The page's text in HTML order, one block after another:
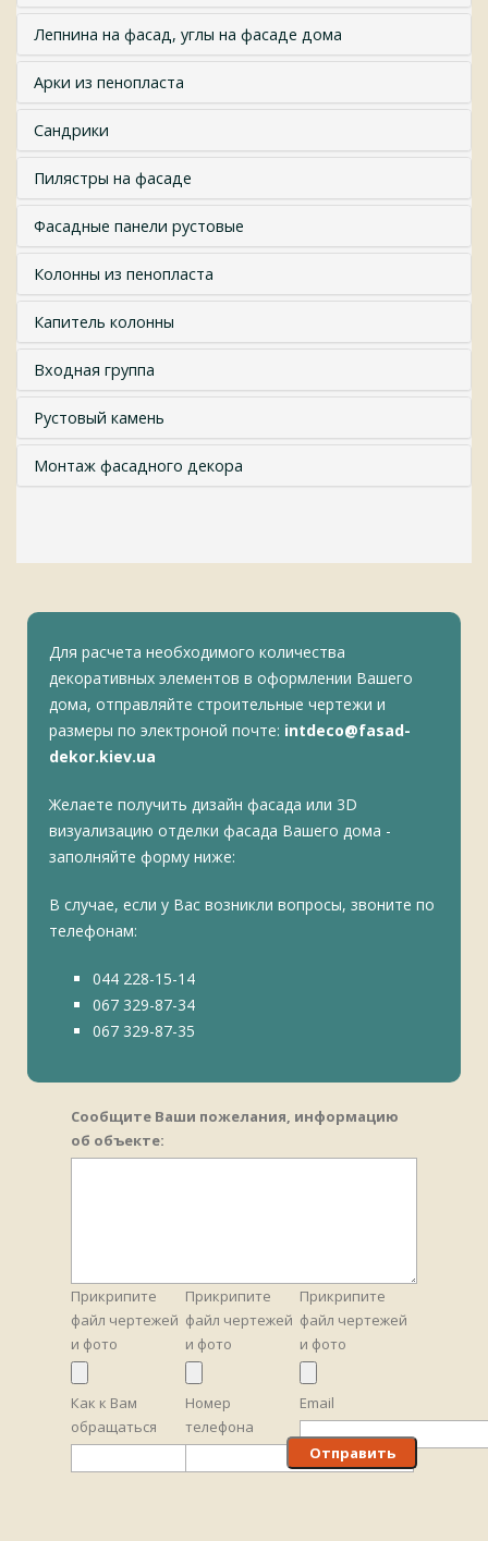
Лепнина на фасад, углы на фасаде дома
Арки из пенопласта
Сандрики
Пилястры на фасаде
Фасадные панели рустовые
Колонны из пенопласта
Капитель колонны
Входная группа
Рустовый камень
Монтаж фасадного декора
Для расчета необходимого количества
декоративных элементов в оформлении Вашего
дома, отправляйте строительные чертежи и
размеры по электроной почте: intdeco@fasad-
dekor.kiev.ua
Желаете получить дизайн фасада или 3D
визуализацию отделки фасада Вашего дома -
заполняйте форму ниже:
В случае, если у Вас возникли вопросы, звоните по
телефонам:
044 228-15-14
067 329-87-34
067 329-87-35
Сообщите Ваши пожелания, информацию
об объекте:
Прикрипите
файл чертежей
и фото
Как к Вам
обращаться
Прикрипите
файл чертежей
и фото
Номер
телефона
Прикрипите
файл чертежей
и фото
Email